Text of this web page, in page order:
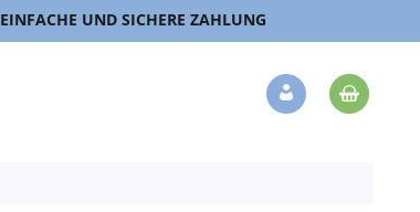
EINFACHE UND SICHERE ZAHLUNG
Veränderung